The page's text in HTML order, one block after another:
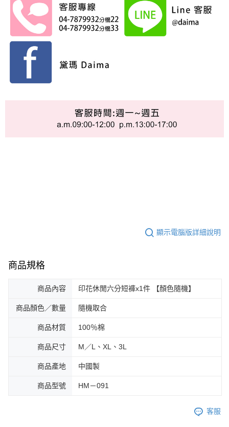
顯示電腦版詳細說明
商品規格
商品內容 印花休閒六分短褲x1件 【顏色隨機】
商品顏色／數量 隨機取合
商品材質 100％棉
商品尺寸 M／L、XL、3L
商品產地 中國製
商品型號 HM－091
客服